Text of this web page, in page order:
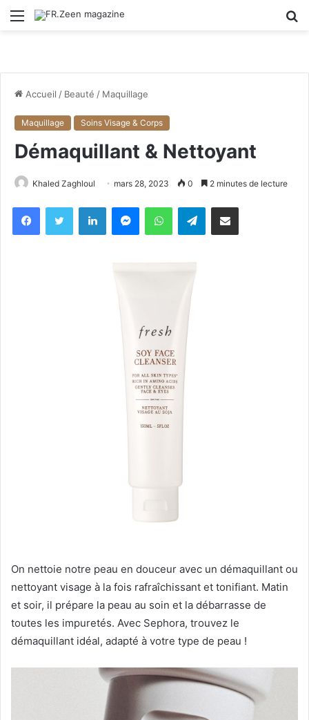
Menu
Accueil / Beauté / Maquillage
Maquillage Soins Visage & Corps
Démaquillant & Nettoyant
Khaled Zaghloul mars 28, 2023 0 2 minutes de lecture
Telegram
On nettoie notre peau en douceur avec un démaquillant ou
nettoyant visage à la fois rafraîchissant et tonifiant. Matin
et soir, il prépare la peau au soin et la débarrasse de
toutes les impuretés. Avec Sephora, trouvez le
démaquillant idéal, adapté à votre type de peau !